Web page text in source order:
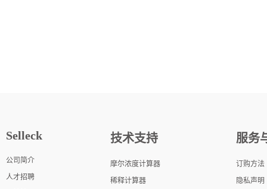
Selleck
公司简介
人才招聘
技术支持
摩尔浓度计算器
稀释计算器
服务
订购方法
隐私声明